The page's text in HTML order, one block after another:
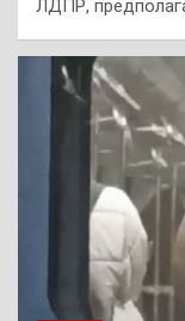
ЛДПР,